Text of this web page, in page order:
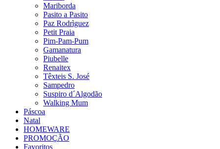
Mariborda
Pasito a Pasito
Paz Rodrìguez
Petit Praia
Pim-Pam-Pum
Gamanatura
Piubelle
Renaitex
Têxteis S. José
Sampedro
Suspiro d´Algodão
Walking Mum
Páscoa
Natal
HOMEWARE
PROMOÇÃO
Favoritos